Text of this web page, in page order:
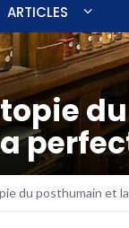
ARTICLES
du posthumain et